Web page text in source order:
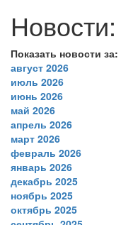
Новости:
Показать новости за:
август 2026
июль 2026
июнь 2026
май 2026
апрель 2026
март 2026
февраль 2026
январь 2026
декабрь 2025
ноябрь 2025
октябрь 2025